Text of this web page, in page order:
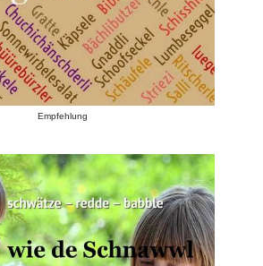
Empfehlung